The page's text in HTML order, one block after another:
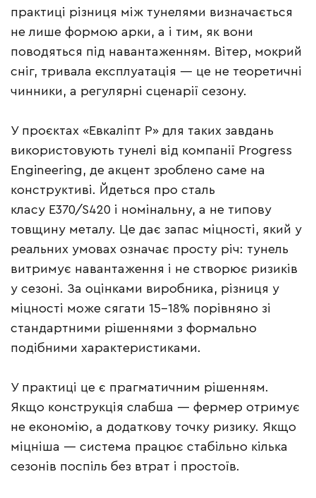
практиці різниця між тунелями визначається
не лише формою арки, а і тим, як вони
поводяться під навантаженням. Вітер, мокрий
сніг, тривала експлуатація — це не теоретичні
чинники, а регулярні сценарії сезону.
У проєктах «Евкаліпт Р» для таких завдань
використовують тунелі від компанії Progress
Engineering, де акцент зроблено саме на
конструктиві. Йдеться про сталь
класу E370/S420 і номінальну, а не типову
товщину металу. Це дає запас міцності, який у
реальних умовах означає просту річ: тунель
витримує навантаження і не створює ризиків
у сезоні. За оцінками виробника, різниця у
міцності може сягати 15–18% порівняно зі
стандартними рішеннями з формально
подібними характеристиками.
У практиці це є прагматичним рішенням.
Якщо конструкція слабша — фермер отримує
не економію, а додаткову точку ризику. Якщо
міцніша — система працює стабільно кілька
сезонів поспіль без втрат і простоїв.